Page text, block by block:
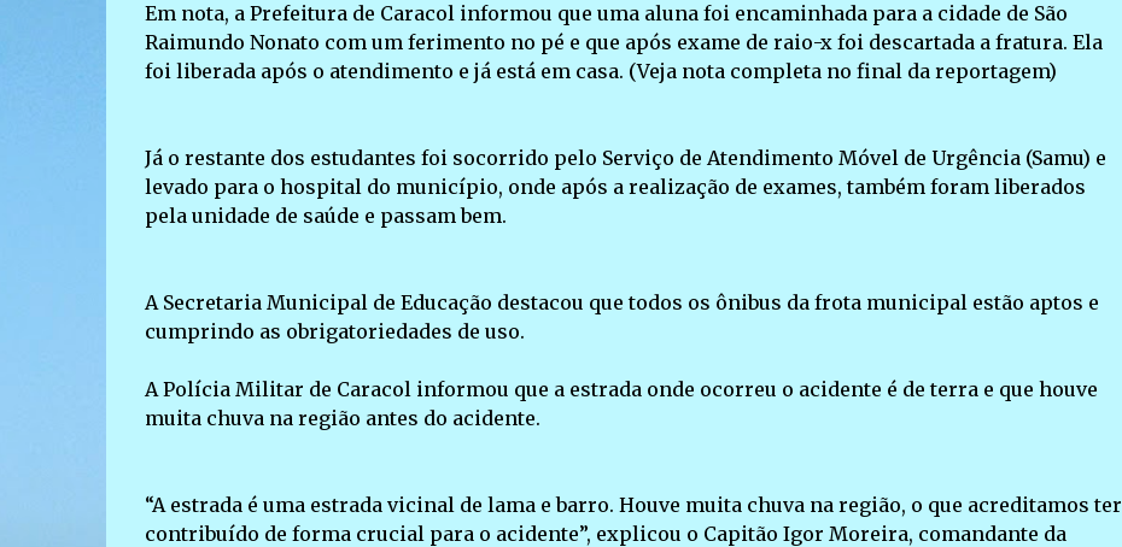
Em nota, a Prefeitura de Caracol informou que uma aluna foi encaminhada para a cidade de São
Raimundo Nonato com um ferimento no pé e que após exame de raio-x foi descartada a fratura. Ela
foi liberada após o atendimento e já está em casa. (Veja nota completa no final da reportagem)
Já o restante dos estudantes foi socorrido pelo Serviço de Atendimento Móvel de Urgência (Samu) e
levado para o hospital do município, onde após a realização de exames, também foram liberados
pela unidade de saúde e passam bem.
A Secretaria Municipal de Educação destacou que todos os ônibus da frota municipal estão aptos e
cumprindo as obrigatoriedades de uso.
A Polícia Militar de Caracol informou que a estrada onde ocorreu o acidente é de terra e que houve
muita chuva na região antes do acidente.
“A estrada é uma estrada vicinal de lama e barro. Houve muita chuva na região, o que acreditamos ter
contribuído de forma crucial para o acidente”, explicou o Capitão Igor Moreira, comandante da